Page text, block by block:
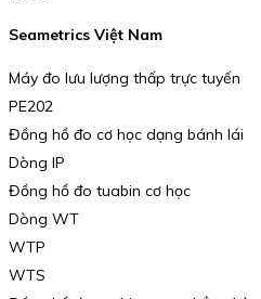
Seametrics Việt Nam
Máy đo lưu lượng thấp trực tuyến
PE202
Đồng hồ đo cơ học dạng bánh lái
Dòng IP
Đồng hồ đo tuabin cơ học
Dòng WT
WTP
WTS